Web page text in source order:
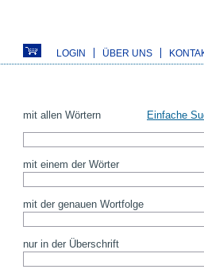
LOGIN ÜBER UNS
mit allen Wörtern Einfache
mit einem der Wörter
mit der genauen Wortfolge
nur in der Überschrift